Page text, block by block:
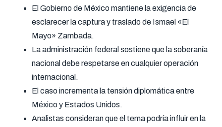
El Gobierno de México mantiene la exigencia de
esclarecer la captura y traslado de Ismael «El
Mayo» Zambada.
La administración federal sostiene que la soberanía
nacional debe respetarse en cualquier operación
internacional.
El caso incrementa la tensión diplomática entre
México y Estados Unidos.
Analistas consideran que el tema podría influir en la